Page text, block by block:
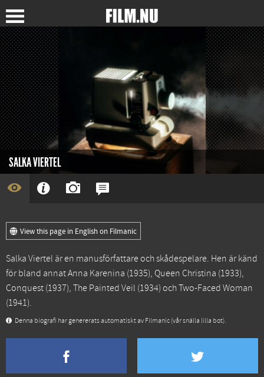
SALKA VIERTEL
View this page in English on Filmanic
Salka Viertel är en manusförfattare och skådespelare. Hen är känd
för bland annatAnna Karenina (1935), Queen Christina (1933),
Conquest (1937), The Painted Veil (1934) ochTwo-Faced Woman
(1941).
Denna biografi har genererats automatiskt av Filmanic (vår snälla lilla bot).